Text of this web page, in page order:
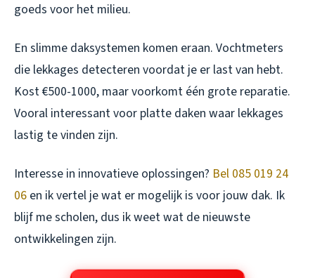
goeds voor het milieu.
En slimme daksystemen komen eraan. Vochtmeters
die lekkages detecteren voordat je er last van hebt.
Kost €500-1000, maar voorkomt één grote reparatie.
Vooral interessant voor platte daken waar lekkages
lastig te vinden zijn.
Interesse in innovatieve oplossingen? Bel 085 019 24
06 en ik vertel je wat er mogelijk is voor jouw dak. Ik
blijf me scholen, dus ik weet wat de nieuwste
ontwikkelingen zijn.